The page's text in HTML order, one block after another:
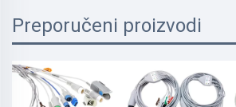
Preporučeni proizvodi